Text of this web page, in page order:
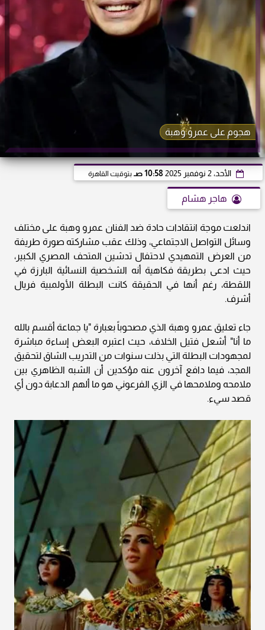
هجوم على عمرو وهبة
الأحد، 2 نوفمبر 2025 10:58 صـ بتوقيت القاهرة
هاجر هشام
اندلعت موجة انتقادات حادة ضد الفنان عمرو وهبة على مختلف
وسائل التواصل الاجتماعي، وذلك عقب مشاركته صورة طريفة
من العرض التمهيدي لاحتفال تدشين المتحف المصري الكبير،
حيث ادعى بطريقة فكاهية أنه الشخصية النسائية البارزة في
اللقطة، رغم أنها في الحقيقة كانت البطلة الأولمبية فريال
أشرف.
جاء تعليق عمرو وهبة الذي مصحوباً بعبارة "يا جماعة أقسم بالله
ما أنا" أشعل فتيل الخلاف، حيث اعتبره البعض إساءة مباشرة
لمجهودات البطلة التي بذلت سنوات من التدريب الشاق لتحقيق
المجد، فيما دافع آخرون عنه مؤكدين أن الشبه الظاهري بين
ملامحه وملامحها في الزي الفرعوني هو ما ألهم الدعابة دون أي
قصد سيء.